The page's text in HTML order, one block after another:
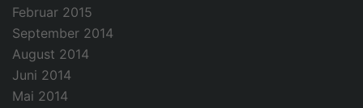
Februar 2015
September 2014
August 2014
Juni 2014
Mai 2014